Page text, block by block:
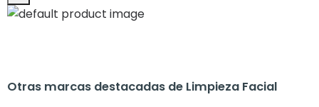
Otras marcas destacadas de Limpieza Facial